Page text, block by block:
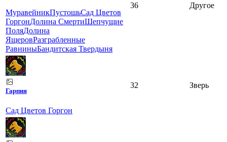
МуравейникПустошьСад Цветов
ГоргонДолина СмертиШепчущие
ПоляДолина
ЯщеровРазграбленные
РавниныБандитская Твердыня
36 Другое
Гарпия
Сад Цветов Горгон
32 Зверь